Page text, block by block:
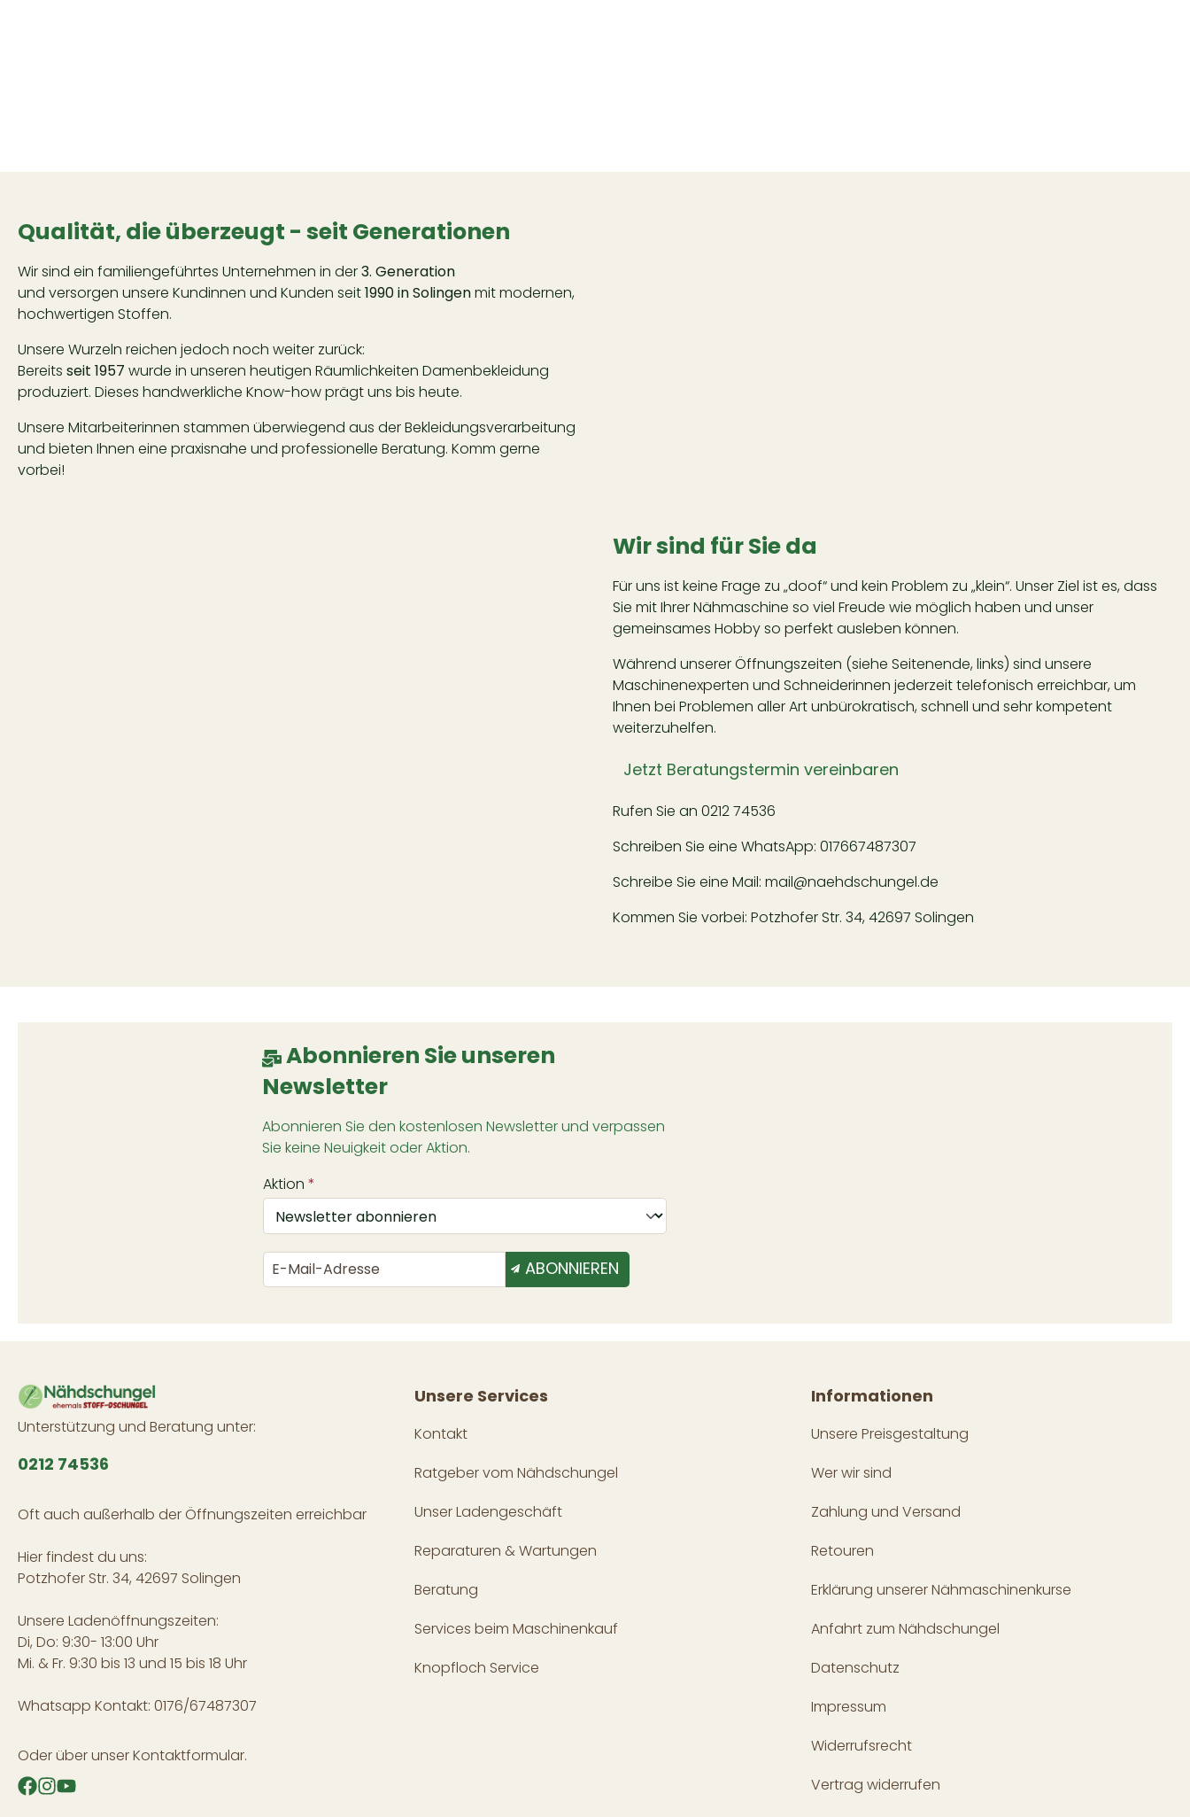
Qualität, die überzeugt - seit Generationen
Wir sind ein familiengeführtes Unternehmen in der3. Generation
und versorgen unsere Kundinnen und Kunden seit1990 in Solingenmit modernen,
hochwertigen Stoffen.
Unsere Wurzeln reichen jedoch noch weiter zurück:
Bereits seit 1957 wurde in unseren heutigen Räumlichkeiten Damenbekleidung
produziert. Dieses handwerkliche Know-how prägt uns bis heute.
Unsere Mitarbeiterinnen stammen überwiegend aus der Bekleidungsverarbeitung
und bieten Ihnen eine praxisnahe und professionelle Beratung. Komm gerne
vorbei!
Wir sind für Sie da
Für uns ist keine Frage zu „doof“ und kein Problem zu „klein“. Unser Ziel ist es, dass
Sie mit Ihrer Nähmaschine so viel Freude wie möglich haben und unser
gemeinsames Hobby so perfekt ausleben können.
Während unserer Öffnungszeiten (siehe Seitenende, links) sind unsere
Maschinenexperten und Schneiderinnen jederzeit telefonisch erreichbar, um
Ihnen bei Problemen aller Art unbürokratisch, schnell und sehr kompetent
weiterzuhelfen.
Jetzt Beratungstermin vereinbaren
Rufen Sie an 0212 74536
Schreiben Sie eine WhatsApp: 017667487307
Schreibe Sie eine Mail: mail@naehdschungel.de
Kommen Sie vorbei: Potzhofer Str. 34, 42697 Solingen
Abonnieren Sie unseren
Newsletter
Abonnieren Sie den kostenlosen Newsletter und verpassen
Sie keine Neuigkeit oder Aktion.
Aktion *
ABONNIEREN
Unterstützung und Beratung unter:
0212 74536
Oft auch außerhalb der Öffnungszeiten erreichbar
Hier findest du uns:
Potzhofer Str. 34, 42697 Solingen
Unsere Ladenöffnungszeiten:
Di, Do: 9:30- 13:00 Uhr
Mi. & Fr. 9:30 bis 13 und 15 bis 18 Uhr
Whatsapp Kontakt: 0176/67487307
Oder über unserKontaktformular.
Unsere Services
Kontakt
Ratgeber vom Nähdschungel
Unser Ladengeschäft
Reparaturen & Wartungen
Beratung
Services beim Maschinenkauf
Knopfloch Service
Informationen
Unsere Preisgestaltung
Wer wir sind
Zahlung und Versand
Retouren
Erklärung unserer Nähmaschinenkurse
Anfahrt zum Nähdschungel
Datenschutz
Impressum
Widerrufsrecht
Vertrag widerrufen